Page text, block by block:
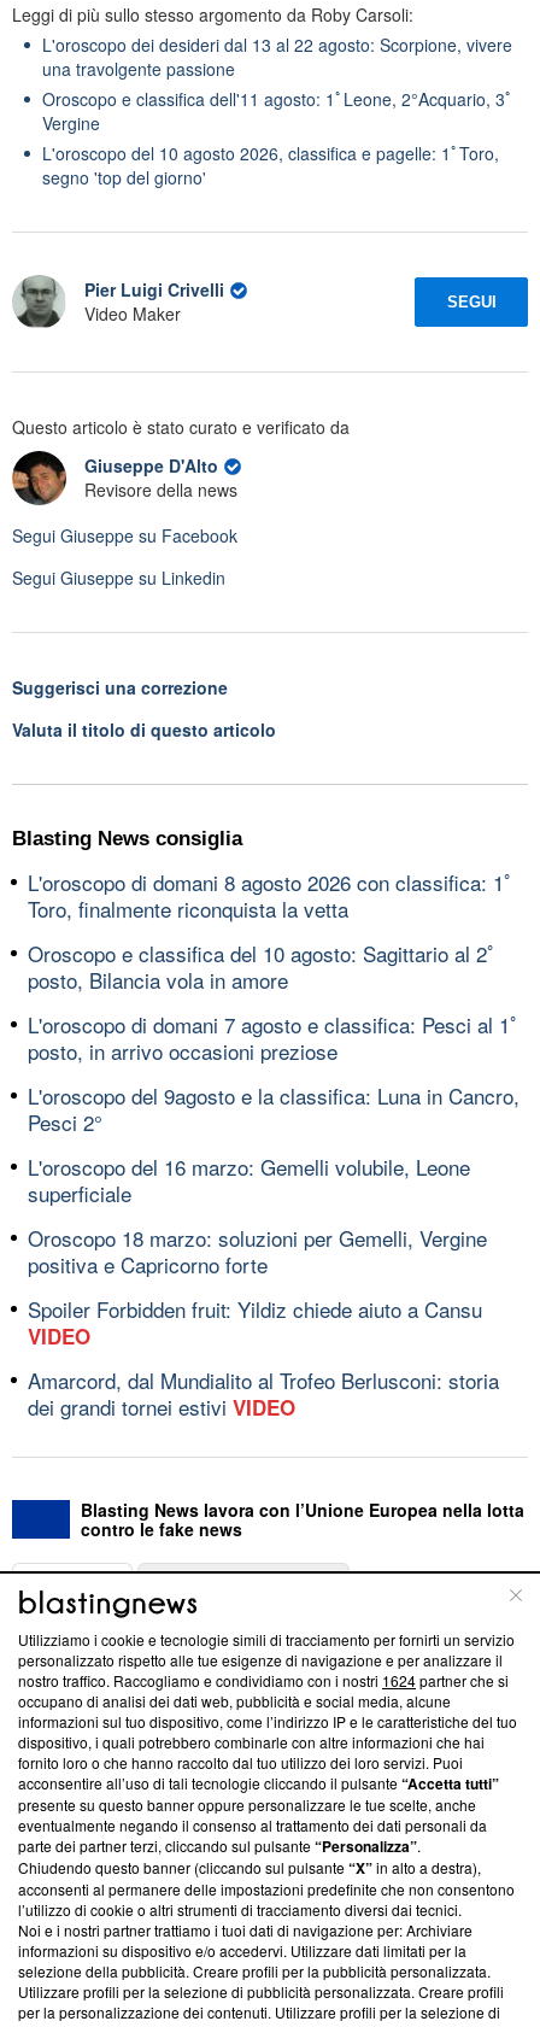
Leggi di più sullo stesso argomento da Roby Carsoli:
L'oroscopo dei desideri dal 13 al 22 agosto: Scorpione, vivere
una travolgente passione
Oroscopo e classifica dell'11 agosto: 1ﾟLeone, 2°Acquario, 3ﾟ
Vergine
L'oroscopo del 10 agosto 2026, classifica e pagelle: 1ﾟToro,
segno 'top del giorno'
Pier Luigi Crivelli
Video Maker
SEGUI
Questo articolo è stato curato e verificato da
Giuseppe D'Alto
Revisore della news
Segui Giuseppe su Facebook
Segui Giuseppe su Linkedin
Suggerisci una correzione
Valuta il titolo di questo articolo
Blasting News consiglia
L'oroscopo di domani 8 agosto 2026 con classifica: 1ﾟ
Toro, finalmente riconquista la vetta
Oroscopo e classifica del 10 agosto: Sagittario al 2ﾟ
posto, Bilancia vola in amore
L'oroscopo di domani 7 agosto e classifica: Pesci al 1ﾟ
posto, in arrivo occasioni preziose
L'oroscopo del 9agosto e la classifica: Luna in Cancro,
Pesci 2°
L'oroscopo del 16 marzo: Gemelli volubile, Leone
superficiale
Oroscopo 18 marzo: soluzioni per Gemelli, Vergine
positiva e Capricorno forte
Spoiler Forbidden fruit: Yildiz chiede aiuto a Cansu
VIDEO
Amarcord, dal Mundialito al Trofeo Berlusconi: storia
dei grandi tornei estivi VIDEO
Blasting News lavora con l’Unione Europea nella lotta
contro le fake news
ABOUT
Questa sezione offre informazioni trasparenti su Blasting
News, sui nostri processi editoriali e su come ci impegniamo a
creare news di qualità. Inoltre, afferma la nostra aderenza a
‘Trust Project - News with Integrity’Blasting News non è
ancora membro del programma, ma ha richiesto di farne
parte; Trust Project non ha ancora effettuato una verifica di
conformità agli standard.
Su di noi
Team editoriale
Corporate
Redazione
Informativa Privacy
Utilizziamo i cookie e tecnologie simili di tracciamento per fornirti un servizio
personalizzato rispetto alle tue esigenze di navigazione e per analizzare il
nostro traffico. Raccogliamo e condividiamo con i nostri 1624partner che si
occupano di analisi dei dati web, pubblicità e social media, alcune
informazioni sul tuo dispositivo, come l’indirizzo IP e le caratteristiche del tuo
dispositivo, i quali potrebbero combinarle con altre informazioni che hai
fornito loro o che hanno raccolto dal tuo utilizzo dei loro servizi. Puoi
acconsentire all’uso di tali tecnologie cliccando il pulsante“Accetta tutti”
presente su questo banner oppure personalizzare le tue scelte, anche
eventualmente negando il consenso al trattamento dei dati personali da
parte dei partner terzi, cliccando sul pulsante“Personalizza”.
Chiudendo questo banner (cliccando sul pulsante“X”in alto a destra),
acconsenti al permanere delle impostazioni predefinite che non consentono
l’utilizzo di cookie o altri strumenti di tracciamento diversi dai tecnici.
Noi e i nostri partner trattiamo i tuoi dati di navigazione per: Archiviare
informazioni su dispositivo e/o accedervi. Utilizzare dati limitati per la
selezione della pubblicità. Creare profili per la pubblicità personalizzata.
Utilizzare profili per la selezione di pubblicità personalizzata. Creare profili
per la personalizzazione dei contenuti. Utilizzare profili per la selezione di